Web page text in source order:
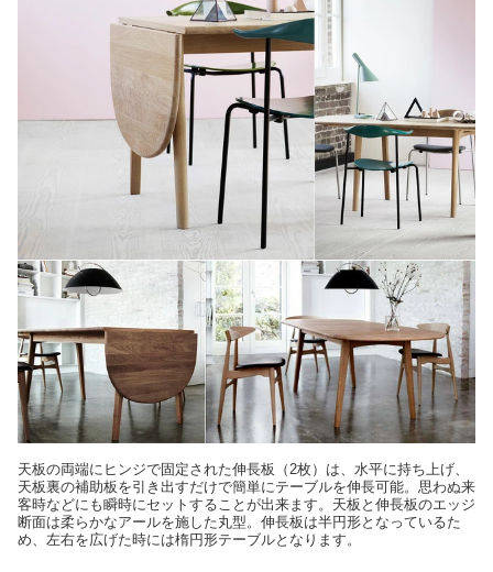
天板の両端にヒンジで固定された伸長板（2枚）は、水平に持ち上げ、
天板裏の補助板を引き出すだけで簡単にテーブルを伸長可能。思わぬ来
客時などにも瞬時にセットすることが出来ます。天板と伸長板のエッジ
断面は柔らかなアールを施した丸型。伸長板は半円形となっているた
め、左右を広げた時には楕円形テーブルとなります。